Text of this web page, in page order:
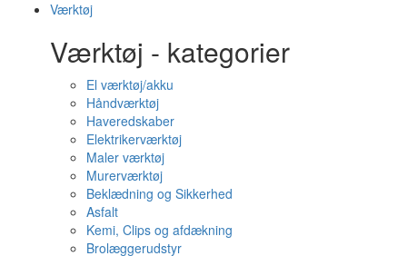
Værktøj
Værktøj - kategorier
El værktøj/akku
Håndværktøj
Haveredskaber
Elektrikerværktøj
Maler værktøj
Murerværktøj
Beklædning og Sikkerhed
Asfalt
Kemi, Clips og afdækning
Brolæggerudstyr